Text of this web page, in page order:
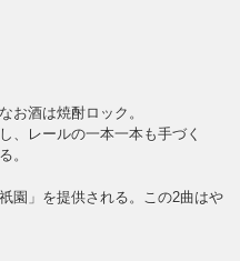
お酒は焼酎ロック。
、レールの一本一本も手づく
。
園」を提供される。この2曲はや